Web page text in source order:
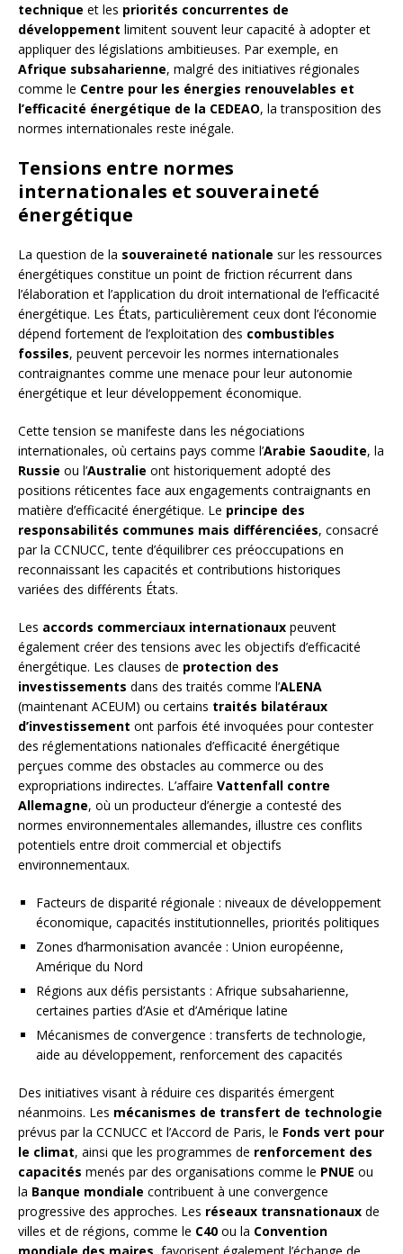
technique et les priorités concurrentes de
développement limitent souvent leur capacité à adopter et
appliquer des législations ambitieuses. Par exemple, en
Afrique subsaharienne, malgré des initiatives régionales
comme le Centre pour les énergies renouvelables et
l’efficacité énergétique de la CEDEAO, la transposition des
normes internationales reste inégale.
Tensions entre normes
internationales et souveraineté
énergétique
La question de la souveraineté nationale sur les ressources
énergétiques constitue un point de friction récurrent dans
l’élaboration et l’application du droit international de l’efficacité
énergétique. Les États, particulièrement ceux dont l’économie
dépend fortement de l’exploitation des combustibles
fossiles, peuvent percevoir les normes internationales
contraignantes comme une menace pour leur autonomie
énergétique et leur développement économique.
Cette tension se manifeste dans les négociations
internationales, où certains pays comme l’Arabie Saoudite, la
Russie ou l’Australie ont historiquement adopté des
positions réticentes face aux engagements contraignants en
matière d’efficacité énergétique. Le principe des
responsabilités communes mais différenciées, consacré
par la CCNUCC, tente d’équilibrer ces préoccupations en
reconnaissant les capacités et contributions historiques
variées des différents États.
Les accords commerciaux internationaux peuvent
également créer des tensions avec les objectifs d’efficacité
énergétique. Les clauses de protection des
investissements dans des traités comme l’ALENA
(maintenant ACEUM) ou certains traités bilatéraux
d’investissement ont parfois été invoquées pour contester
des réglementations nationales d’efficacité énergétique
perçues comme des obstacles au commerce ou des
expropriations indirectes. L’affaire Vattenfall contre
Allemagne, où un producteur d’énergie a contesté des
normes environnementales allemandes, illustre ces conflits
potentiels entre droit commercial et objectifs
environnementaux.
Facteurs de disparité régionale : niveaux de développement
économique, capacités institutionnelles, priorités politiques
Zones d’harmonisation avancée : Union européenne,
Amérique du Nord
Régions aux défis persistants : Afrique subsaharienne,
certaines parties d’Asie et d’Amérique latine
Mécanismes de convergence : transferts de technologie,
aide au développement, renforcement des capacités
Des initiatives visant à réduire ces disparités émergent
néanmoins. Les mécanismes de transfert de technologie
prévus par la CCNUCC et l’Accord de Paris, le Fonds vert pour
le climat, ainsi que les programmes de renforcement des
capacités menés par des organisations comme le PNUE ou
la Banque mondiale contribuent à une convergence
progressive des approches. Les réseaux transnationaux de
villes et de régions, comme le C40 ou la Convention